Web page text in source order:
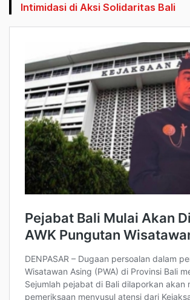
Intimidasi di Aksi Solidaritas Bali